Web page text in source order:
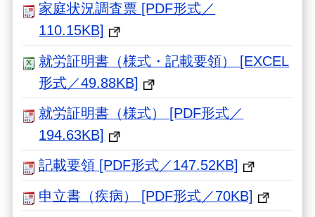
家庭状況調査票 [PDF形式／
110.15KB]
就労証明書（様式・記載要領） [EXCEL
形式／49.88KB]
就労証明書（様式） [PDF形式／
194.63KB]
記載要領 [PDF形式／147.52KB]
申立書（疾病） [PDF形式／70KB]